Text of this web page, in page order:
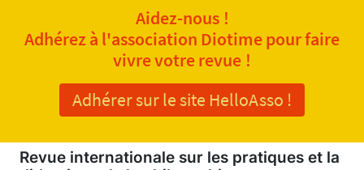
Aidez-nous !
Adhérez à l'association Diotime pour faire
vivre votre revue !
Adhérer sur le site HelloAsso !
Revue internationale sur les pratiques et la